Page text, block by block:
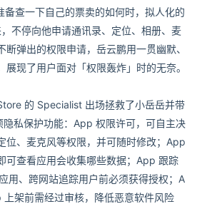
备查一下自己的票卖的如何时，拟人化的
不停向他申请通讯录、定位、相册、麦
断弹出的权限申请，岳云鹏用一贯幽默、
展现了用户面对「权限轰炸」时的无奈。
的 Specialist 出场拯救了小岳岳并带
私保护功能：App 权限许可，可自主决
位、麦克风等权限，并可随时修改；App
可查看应用会收集哪些数据；App 跟踪
用、跨网站追踪用户前必须获得授权；A
架前需经过审核，降低恶意软件风险